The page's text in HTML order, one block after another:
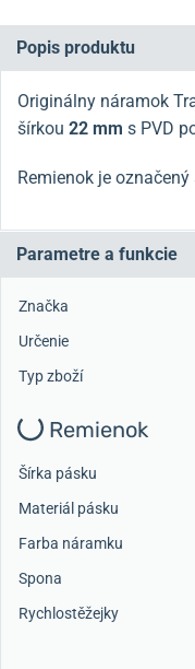
Popis produktu
Originálny náramok
šírkou 22 mm s PVD
Remienok je
Parametre a funkcie
Značka
Určenie
Typ zboží
Remienok
Šírka pásku
Materiál pásku
Farba náramku
Spona
Rychlostěžejky